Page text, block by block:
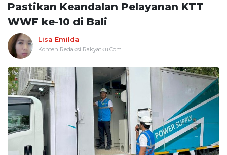
Pastikan Keandalan Pelayanan KTT
WWF ke-10 di Bali
Lisa Emilda
Konten Redaksi Rakyatku.Com